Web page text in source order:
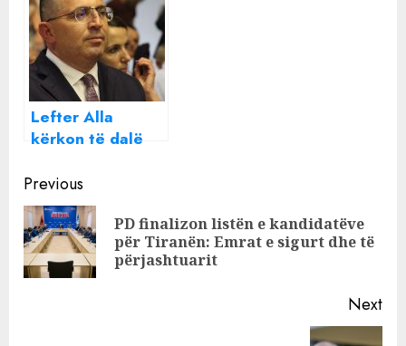
për Veliajn
Lefter Alla
kërkon të dalë
i Posaçëm vendos
sot për ish-
kryebashkiakun e
Bulqizës
Continue
Reading
Previous
PD finalizon listën e kandidatëve
për Tiranën: Emrat e sigurt dhe të
përjashtuarit
Next